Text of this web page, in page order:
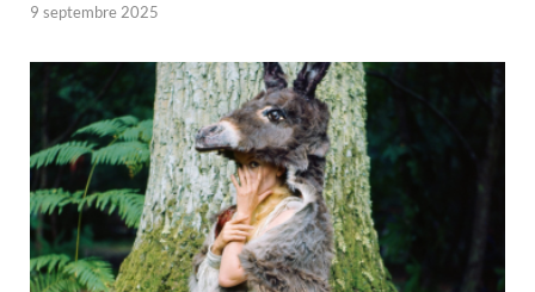
9 septembre 2025